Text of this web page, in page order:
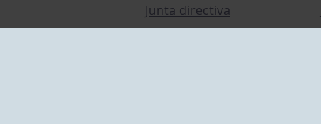
Junta directiva